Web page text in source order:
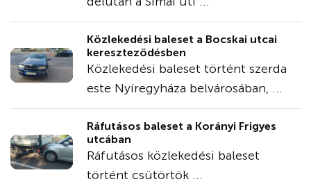
Közlekedési baleset a Bocskai utcai
kereszteződésben
Közlekedési baleset történt szerda
este Nyíregyháza belvárosában, ...
Ráfutásos baleset a Korányi Frigyes
utcában
Ráfutásos közlekedési baleset
történt csütörtök ...